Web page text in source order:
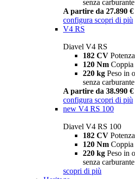
senza carburante
A partire da 27.890 €
configura scopri di più
V4 RS
Diavel V4 RS
182 CV Potenza
120 Nm Coppia
220 kg Peso in
senza carburante
A partire da 38.990 €
configura scopri di più
new V4 RS 100
Diavel V4 RS 100
182 CV Potenza
120 Nm Coppia
220 kg Peso in
senza carburante
scopri di più